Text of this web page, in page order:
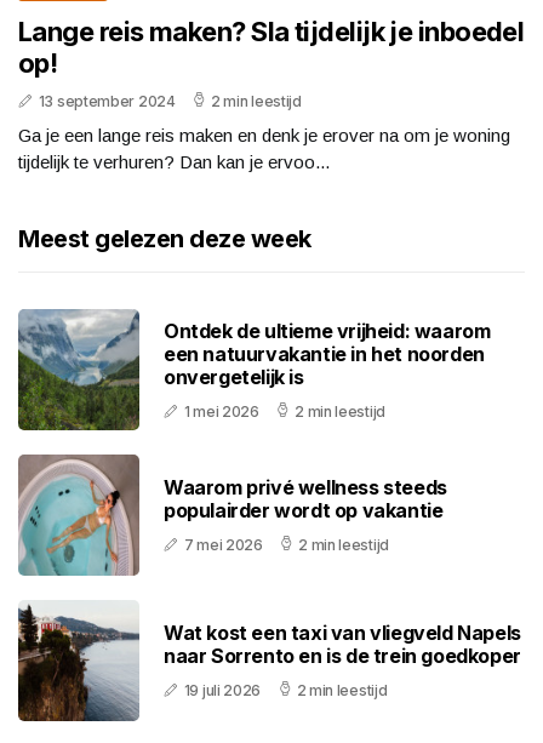
Lange reis maken? Sla tijdelijk je inboedel
op!
13 september 2024 2 min leestijd
Ga je een lange reis maken en denk je erover na om je woning
tijdelijk te verhuren? Dan kan je ervoo...
Meest gelezen deze week
Ontdek de ultieme vrijheid: waarom
een natuurvakantie in het noorden
onvergetelijk is
1 mei 2026 2 min leestijd
Waarom privé wellness steeds
populairder wordt op vakantie
7 mei 2026 2 min leestijd
Wat kost een taxi van vliegveld Napels
naar Sorrento en is de trein goedkoper
19 juli 2026 2 min leestijd